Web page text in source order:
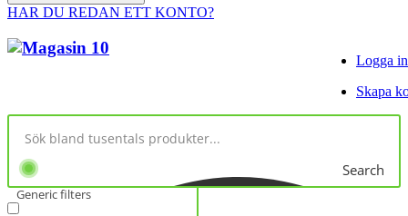
HAR DU REDAN ETT KONTO?
Logga in
Skapa
Search
Generic filters